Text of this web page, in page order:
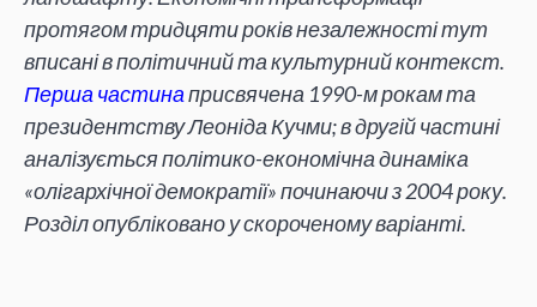
протягом тридцяти років незалежності тут
вписані в політичний та культурний контекст.
Перша частинаприсвячена 1990-м рокам та
президентству Леоніда Кучми; в другій частині
аналізується політико-економічна динаміка
«олігархічної демократії» починаючи з 2004 року.
Розділ опубліковано у скороченому варіанті.